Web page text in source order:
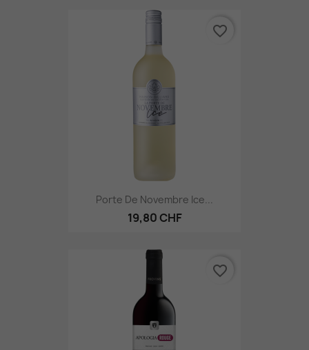
Porte De Novembre Ice...
19,80 CHF
favorite_border
favorite_border